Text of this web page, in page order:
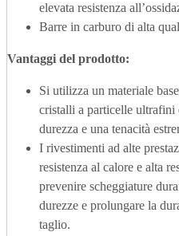
elevata resistenza
Barre in carburo di alta
Vantaggi del prodotto:
Si utilizza un materiale
cristalli a particelle ultrafini
durezza e una tenacità
I rivestimenti ad alte
resistenza al calore e alta
prevenire scheggiature
durezze e prolungare la
taglio.